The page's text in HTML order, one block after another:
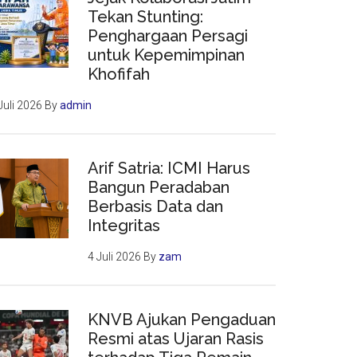
Tekan Stunting:
Penghargaan Persagi
untuk Kepemimpinan
Khofifah
2026 Byadmin
Arif Satria: ICMI Harus
Bangun Peradaban
Berbasis Data dan
Integritas
4 Juli 2026 By zam
KNVB Ajukan Pengaduan
Resmi atas Ujaran Rasis